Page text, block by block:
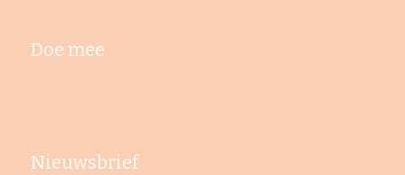
Doe mee
Nieuwsbrief